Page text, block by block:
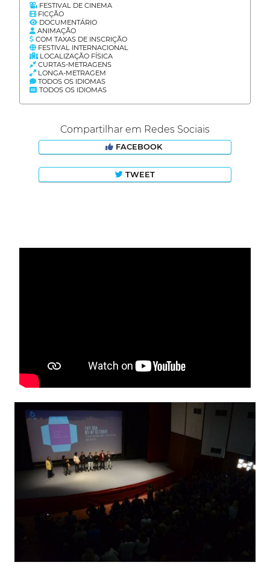
FESTIVAL DE CINEMA
FICÇÃO
DOCUMENTÁRIO
ANIMAÇÃO
COM TAXAS DE INSCRIÇÃO
FESTIVAL INTERNACIONAL
LOCALIZAÇÃO FÍSICA
CURTAS-METRAGENS
LONGA-METRAGEM
TODOS OS IDIOMAS
TODOS OS IDIOMAS
Compartilhar em Redes Sociais
FACEBOOK
TWEET